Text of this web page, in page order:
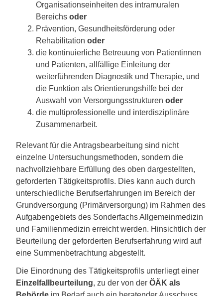
Organisationseinheiten des intramuralen
Bereichs oder
Prävention, Gesundheitsförderung oder
Rehabilitation oder
die kontinuierliche Betreuung von Patientinnen
und Patienten, allfällige Einleitung der
weiterführenden Diagnostik und Therapie, und
die Funktion als Orientierungshilfe bei der
Auswahl von Versorgungsstrukturen oder
die multiprofessionelle und interdisziplinäre
Zusammenarbeit.
Relevant für die Antragsbearbeitung sind nicht
einzelne Untersuchungsmethoden, sondern die
nachvollziehbare Erfüllung des oben dargestellten,
geforderten Tätigkeitsprofils. Dies kann auch durch
unterschiedliche Berufserfahrungen im Bereich der
Grundversorgung (Primärversorgung) im Rahmen des
Aufgabengebiets des Sonderfachs Allgemeinmedizin
und Familienmedizin erreicht werden. Hinsichtlich der
Beurteilung der geforderten Berufserfahrung wird auf
eine Summenbetrachtung abgestellt.
Die Einordnung des Tätigkeitsprofils unterliegt einer
Einzelfallbeurteilung, zu der von der ÖÄK als